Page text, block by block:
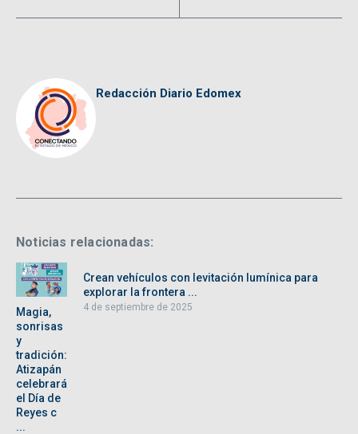
Redacción Diario Edomex
Noticias relacionadas:
Magia,
sonrisas
y
tradición:
Atizapán
celebrará
el Día de
Reyes c
...
Crean vehículos con levitación lumínica para
explorar la frontera ...
4 de septiembre de 2025